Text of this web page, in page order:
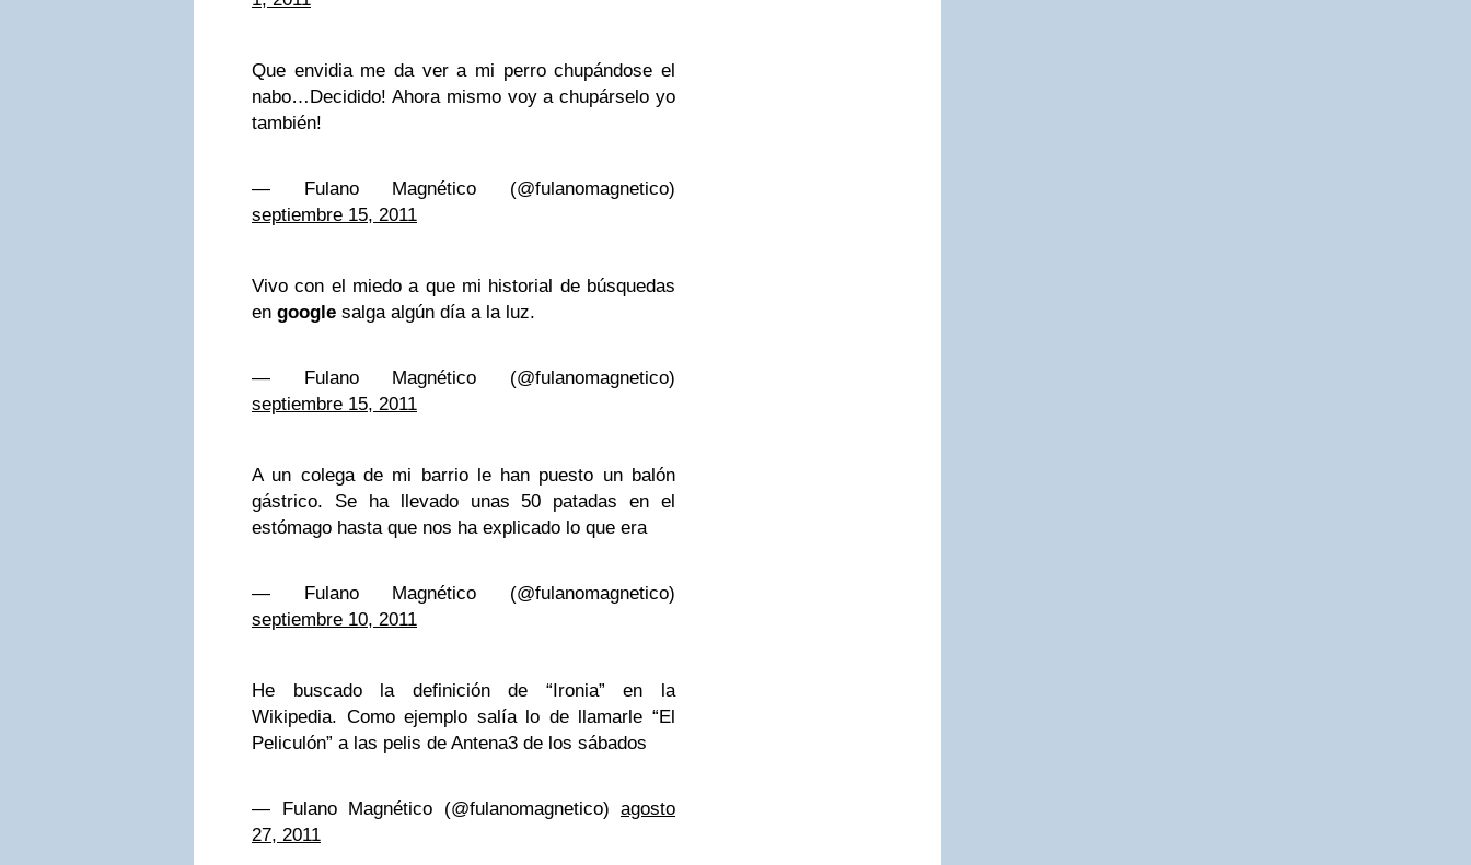
Que envidia me da ver a mi perro chupándose el
nabo…Decidido! Ahora mismo voy a chupárselo yo
también!
— Fulano Magnético (@fulanomagnetico)
septiembre 15, 2011
Vivo con el miedo a que mi historial de búsquedas
en google salga algún día a la luz.
— Fulano Magnético (@fulanomagnetico)
septiembre 15, 2011
A un colega de mi barrio le han puesto un balón
gástrico. Se ha llevado unas 50 patadas en el
estómago hasta que nos ha explicado lo que era
— Fulano Magnético (@fulanomagnetico)
septiembre 10, 2011
He buscado la definición de “Ironia” en la
Wikipedia. Como ejemplo salía lo de llamarle “El
Peliculón” a las pelis de Antena3 de los sábados
— Fulano Magnético (@fulanomagnetico) agosto
27, 2011